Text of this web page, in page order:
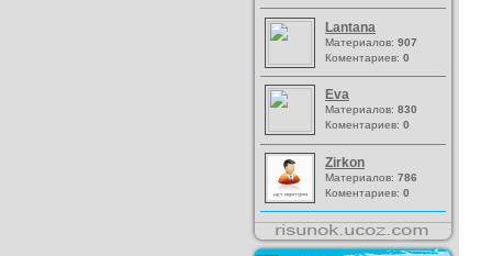
Lantana
Материалов: 907
Коментариев: 0
Eva
Материалов: 830
Коментариев: 0
Zirkon
Материалов: 786
Коментариев: 0